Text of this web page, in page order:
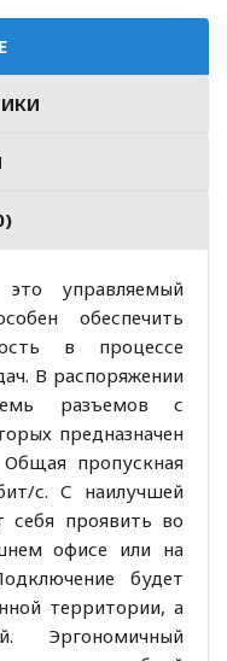
управляемый
обеспечить
в процессе
В распоряжении
разъемов с
предназначен
пропускная
с. С наилучшей
себя проявить во
офисе или на
будет
территории, а
Эргономичный